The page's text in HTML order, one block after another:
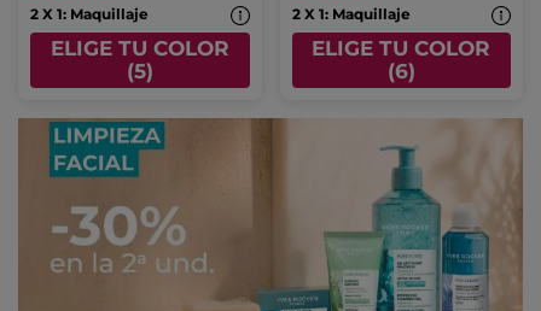
2 X 1: Maquillaje
ELIGE TU COLOR
(5)
2 X 1: Maquillaje
ELIGE TU COLOR
(6)